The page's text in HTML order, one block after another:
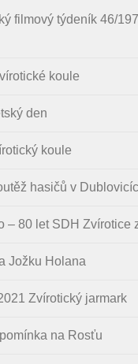
filmový týdeník 46/
koule
den
koule
hasičů v
– 80 let SDH Zvírotice
Jožku Holana
Zvírotický jarmark
na Rosťu